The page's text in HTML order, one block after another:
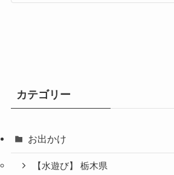
カテゴリー
お出かけ
【水遊び】 栃木県